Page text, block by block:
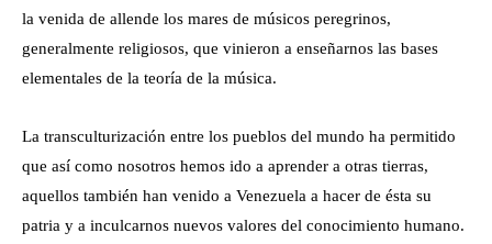
la venida de allende los mares de músicos peregrinos,
generalmente religiosos, que vinieron a enseñarnos las bases
elementales de la teoría de la música.
La transculturización entre los pueblos del mundo ha permitido
que así como nosotros hemos ido a aprender a otras tierras,
aquellos también han venido a Venezuela a hacer de ésta su
patria y a inculcarnos nuevos valores del conocimiento humano.